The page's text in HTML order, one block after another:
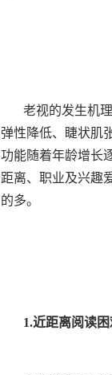
老视的发生机
弹性降低、睫状肌
功能随着年龄增长
距离、职业及兴趣
的多。
1.近距离阅读困